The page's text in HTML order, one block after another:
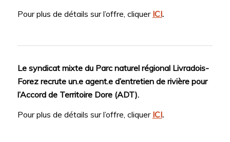
Pour plus de détails sur l’offre, cliquer ICI.
Le syndicat mixte du Parc naturel régional Livradois-
Forez recrute un.e agent.e d’entretien de rivière pour
l’Accord de Territoire Dore (ADT).
Pour plus de détails sur l’offre, cliquer ICI.